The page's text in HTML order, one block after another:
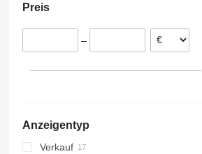
Preis
–
Anzeigentyp
Verkauf